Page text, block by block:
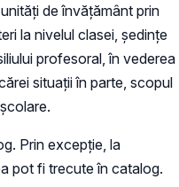
de învățământ prin
la nivelul clasei, ședințe
profesoral, în vederea
situații în parte, scopul
Prin excepție, la
pot fi trecute în catalog.